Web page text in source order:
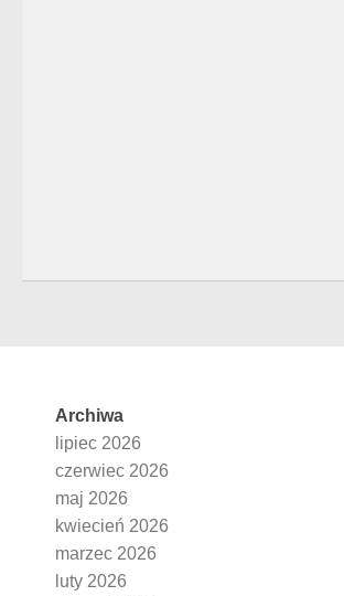
Archiwa
lipiec 2026
czerwiec 2026
maj 2026
kwiecień 2026
marzec 2026
luty 2026